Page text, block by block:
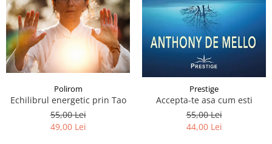
Polirom
Echilibrul energetic prin Tao
55,00 Lei
49,00 Lei
Prestige
Accepta-te asa cum esti
55,00 Lei
44,00 Lei